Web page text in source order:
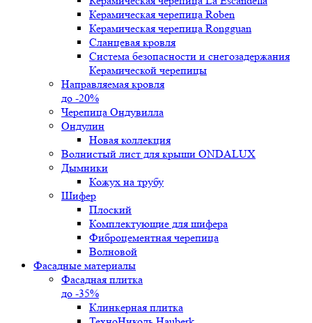
Керамическая черепица Roben
Керамическая черепица Rongguan
Сланцевая кровля
Система безопасности и снегозадержания
Керамической черепицы
Направляемая кровля
до -20%
Черепица Ондувилла
Ондулин
Новая коллекция
Волнистый лист для крыши ONDALUX
Дымники
Кожух на трубу
Шифер
Плоский
Комплектующие для шифера
Фиброцементная черепица
Волновой
Фасадные материалы
Фасадная плитка
до -35%
Клинкерная плитка